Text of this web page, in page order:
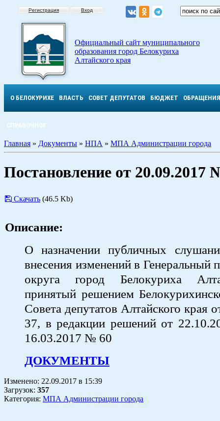
Регистрация Вход
Официальный сайт муниципального
образования город Белокуриха
Алтайского края
О БЕЛОКУРИХЕ ВЛАСТЬ СОВЕТ ДЕПУТАТОВ БЮДЖЕТ ОБРАЩЕНИЯ
СПРАВОЧНОЕ
Главная » Документы » НПА » МПА Администрации города
Постановление от 20.09.2017
Скачать (46.5 Kb)
Описание:
О назначении публичных
внесения изменений в Генеральный
округа город Белокуриха
принятый решением
Совета депутатов Алтайского края
37, в редакции решений от
16.03.2017 № 60
ДОКУМЕНТЫ
Изменено: 22.09.2017 в 15:39
Загрузок: 357
Категория: МПА Администрации города